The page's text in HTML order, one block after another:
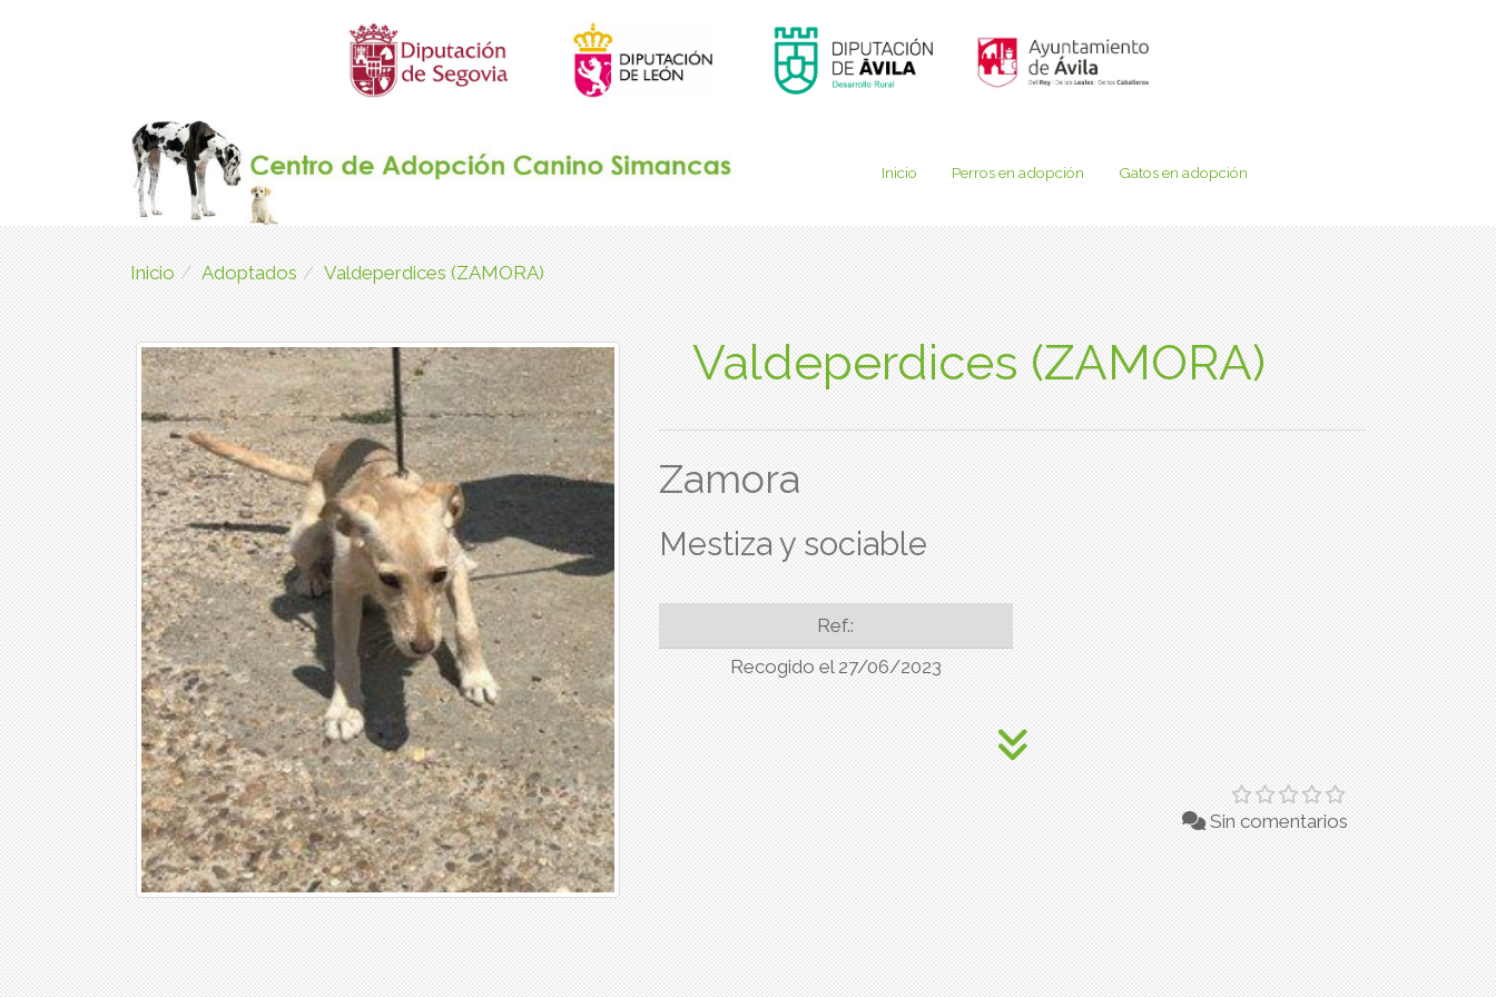
Inicio Perros en adopción Gatos en adopción
Inicio Adoptados Valdeperdices (ZAMORA)
Valdeperdices (ZAMORA)
Zamora
Mestiza y sociable
Ref.:
Recogido el 27/06/2023
Sin comentarios